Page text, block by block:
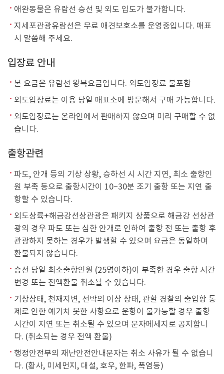
애완동물은 유람선 승선 및 외도 입도가 불가합니다.
지세포관광유람선은 무료 애견보호소를 운영중입니다. 매표
시 말씀해 주세요.
입장료 안내
본 요금은 유람선 왕복요금입니다. 외도입장료 불포함
외도입장료는 이용 당일 매표소에 방문해서 구매 가능합니다.
외도입장료는 온라인에서 판매하지 않으며 미리 구매할 수 없
습니다.
출항관련
파도, 안개 등의 기상 상황, 승하선 시 시간 지연, 최소 출항인
원 부족 등으로 출항시간이 10~30분 조기 출항 또는 지연 출
항할 수 있습니다.
외도상륙+해금강선상관광은 패키지 상품으로 해금강 선상관
광의 경우 파도 또는 심한 안개로 인하여 출항 전 또는 출항 후
관광하지 못하는 경우가 발생할 수 있으며 요금은 동일하며
환불되지 않습니다.
승선 당일 최소출항인원 (25명이하)이 부족한 경우 출항 시간
변경 또는 전액환불 취소될 수 있습니다.
기상상태, 천재지변, 선박의 이상 상태, 관할 경찰의 출입항 통
제로 인한 예기치 못한 사항으로 운항이 불가능할 경우 출항
시간이 지연 또는 취소될 수 있으며 문자메세지로 공지합니
다. (취소되는 경우 전액 환불)
행정안전부의 재난안전안내문자는 취소 사유가 될 수 없습니
다. (황사, 미세먼지, 대설, 호우, 한파, 폭염등)